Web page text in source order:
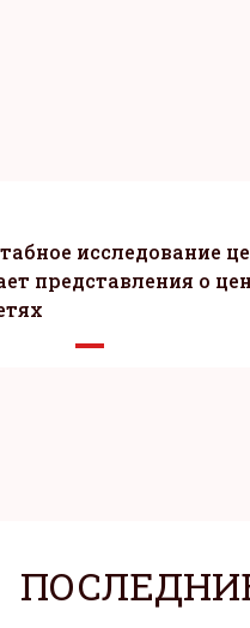
исследование
представления о